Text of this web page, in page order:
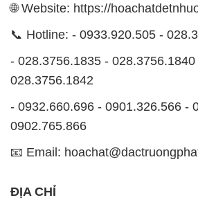
🌐 Website: https://
📞 Hotline: - 0933.920.505 -
- 028.3756.1835 -
028.3756.1842
- 0932.660.696 - 0901.326.566 -
0902.765.866
📧 Email:
ĐỊA CHỈ